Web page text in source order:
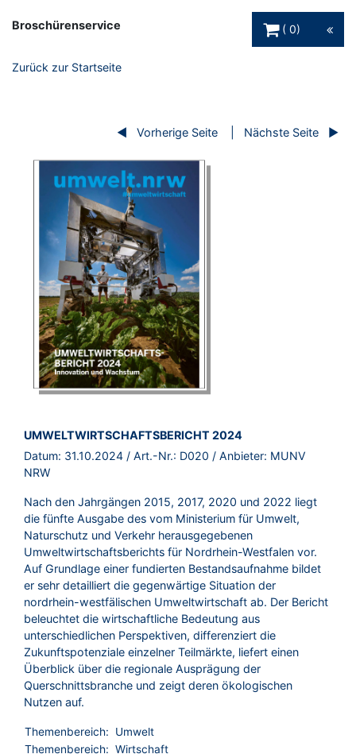
Broschürenservice
0
Zurück zur Startseite
Vorherige Seite Nächste Seite
BROSCHÜRE:
UMWELTWIRTSCHAFTSBERICHT 2024
Datum: 31.10.2024 / Art.-Nr.: D020 / Anbieter: MUNV
NRW
Nach den Jahrgängen 2015, 2017, 2020 und 2022 liegt
die fünfte Ausgabe des vom Ministerium für Umwelt,
Naturschutz und Verkehr herausgegebenen
Umweltwirtschaftsberichts für Nordrhein-Westfalen vor.
Auf Grundlage einer fundierten Bestandsaufnahme bildet
er sehr detailliert die gegenwärtige Situation der
nordrhein-westfälischen Umweltwirtschaft ab. Der Bericht
beleuchtet die wirtschaftliche Bedeutung aus
unterschiedlichen Perspektiven, differenziert die
Zukunftspotenziale einzelner Teilmärkte, liefert einen
Überblick über die regionale Ausprägung der
Querschnittsbranche und zeigt deren ökologischen
Nutzen auf.
Themenbereich:
Umwelt
Themenbereich: Wirtschaft